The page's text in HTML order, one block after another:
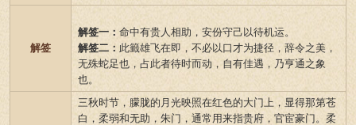
解签
解签一： 命中有贵人相助，安份守己以待机运。
解签二： 此籤雄飞在即，不必以口才为捷径，辞令之美，
无殊蛇足也，占此者待时而动，自有佳遇，乃亨通之象
也。
三秋时节，朦胧的月光映照在红色的大门上，显得那第苍
白，柔弱和无助，朱门，通常用来指贵府，官宦豪门。柔